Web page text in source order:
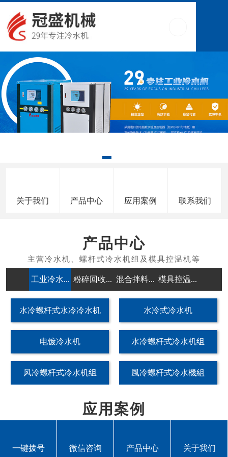
关于我们 产品中心 应用案例 联系我们
产品中心
工业冷水... 粉碎回收... 混合拌料... 模具控温...
水冷螺杆式水冷冷水机 水冷式冷水机
电镀冷水机 水冷螺杆式冷水机组
风冷螺杆式冷水机组 風冷螺杆式冷水機組
应用案例
一键拨号 微信咨询 产品中心 关于我们